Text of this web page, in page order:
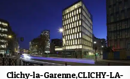
Clichy-la-Garenne,CLICHY-LA-